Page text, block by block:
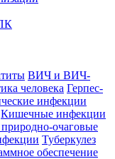
ВИЧ и ВИЧ-
человека Герпес-
инфекции
Кишечные инфекции
очаговые
Туберкулез
обеспечение